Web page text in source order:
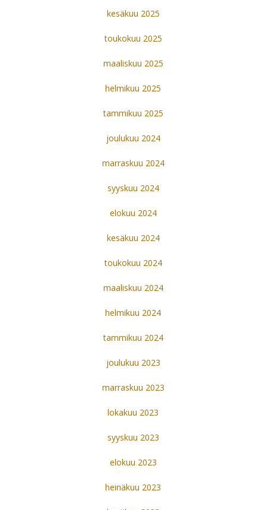
kesäkuu 2025
toukokuu 2025
maaliskuu 2025
helmikuu 2025
tammikuu 2025
joulukuu 2024
marraskuu 2024
syyskuu 2024
elokuu 2024
kesäkuu 2024
toukokuu 2024
maaliskuu 2024
helmikuu 2024
tammikuu 2024
joulukuu 2023
marraskuu 2023
lokakuu 2023
syyskuu 2023
elokuu 2023
heinäkuu 2023